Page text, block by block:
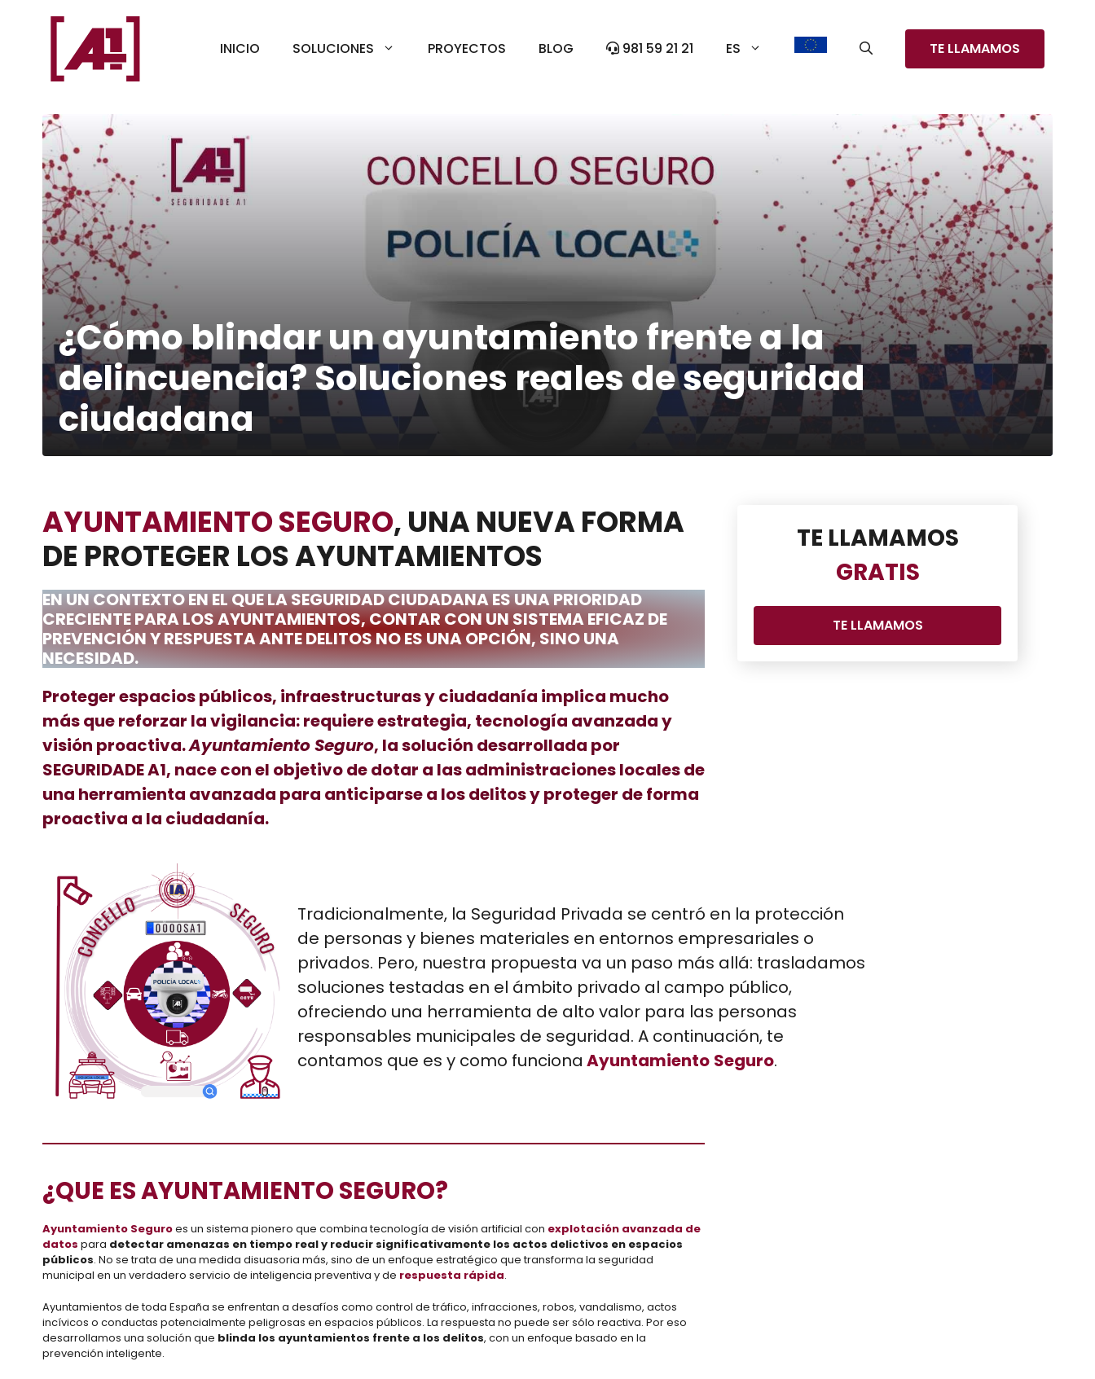
contenido
INICIO SOLUCIONES PROYECTOS BLOG 981 59 21 21 ES TE LLAMAMOS
¿Cómo blindar un ayuntamiento frente a la
delincuencia? Soluciones reales de seguridad
ciudadana
AYUNTAMIENTO SEGURO, UNA NUEVA FORMA
DE PROTEGER LOS AYUNTAMIENTOS
EN UN CONTEXTO EN EL QUE LA SEGURIDAD CIUDADANA ES UNA PRIORIDAD
CRECIENTE PARA LOS AYUNTAMIENTOS, CONTAR CON UN SISTEMA EFICAZ DE
PREVENCIÓN Y RESPUESTA ANTE DELITOS NO ES UNA OPCIÓN, SINO UNA
NECESIDAD.
Proteger espacios públicos, infraestructuras y ciudadanía implica mucho
más que reforzar la vigilancia: requiere estrategia, tecnología avanzada y
visión proactiva.Ayuntamiento Seguro, la solución desarrollada por
SEGURIDADE A1, nace con el objetivo de dotar a las administraciones locales de
una herramienta avanzada para anticiparse a los delitos y proteger de forma
proactiva a la ciudadanía.
Tradicionalmente, la Seguridad Privada se centró en la protección
de personas y bienes materiales en entornos empresariales o
privados. Pero, nuestra propuesta va un paso más allá: trasladamos
soluciones testadas en el ámbito privado al campo público,
ofreciendo una herramienta de alto valor para las personas
responsables municipales de seguridad. A continuación, te
contamos que es y como funciona Ayuntamiento Seguro.
¿QUE ES AYUNTAMIENTO SEGURO?
Ayuntamiento Seguroes un sistema pionero que combina tecnología de visión artificial con explotación avanzada de
datos para detectar amenazas en tiempo real y reducir significativamente los actos delictivos en espacios
públicos. No se trata de una medida disuasoria más, sino de un enfoque estratégico que transforma la seguridad
municipal en un verdadero servicio de inteligencia preventiva y de respuesta rápida.
Ayuntamientos de toda España se enfrentan a desafíos como control de tráfico, infracciones, robos, vandalismo, actos
incívicos o conductas potencialmente peligrosas en espacios públicos. La respuesta no puede ser sólo reactiva. Por eso
desarrollamos una solución que blinda los ayuntamientos frente a los delitos, con un enfoque basado en la
prevención inteligente.
TE LLAMAMOS
GRATIS
TE LLAMAMOS